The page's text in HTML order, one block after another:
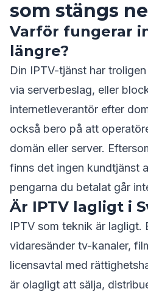
som stängs
Varför fungerar
längre?
Din IPTV-tjänst har
via serverbeslag, eller
internetleverantör efter
också bero på att
domän eller server.
finns det ingen kundtjänst
pengarna du betalat går
Är IPTV lagligt i
IPTV som teknik är lagligt.
vidaresänder tv-kanaler,
licensavtal med
är olagligt att sälja,